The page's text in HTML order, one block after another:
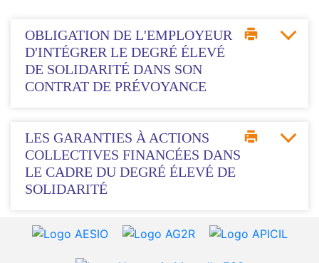
OBLIGATION DE L'EMPLOYEUR
D'INTÉGRER LE DEGRÉ ÉLEVÉ
DE SOLIDARITÉ DANS SON
CONTRAT DE PRÉVOYANCE
LES GARANTIES À ACTIONS
COLLECTIVES FINANCÉES DANS
LE CADRE DU DEGRÉ ÉLEVÉ DE
SOLIDARITÉ